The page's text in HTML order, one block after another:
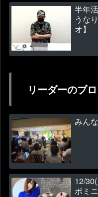
半年
うな
オ】
リーダーのブ
みん
12/
ボミ